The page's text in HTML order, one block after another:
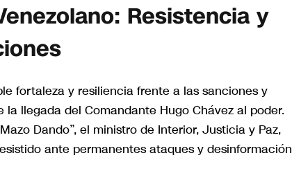
Resistencia y
fortaleza y resiliencia frente a las sanciones y
llegada del Comandante Hugo Chávez al poder.
Dando”, el ministro de Interior, Justicia y Paz,
ante permanentes ataques y desinformación